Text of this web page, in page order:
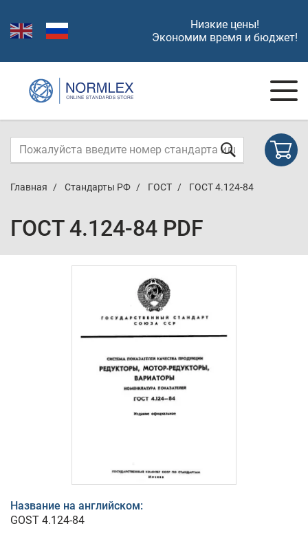
Низкие цены!
Экономим время и бюджет!
Главная Стандарты РФ ГОСТ ГОСТ 4.124-84
ГОСТ 4.124-84 PDF
Название на английском:
GOST 4.124-84